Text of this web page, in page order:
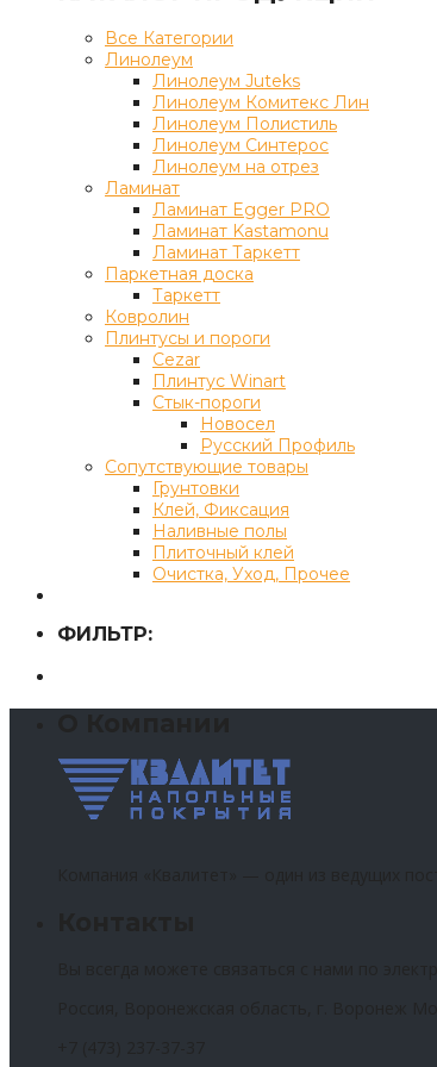
Все Категории
Линолеум
Линолеум Juteks
Линолеум Комитекс Лин
Линолеум Полистиль
Линолеум Синтерос
Линолеум на отрез
Ламинат
Ламинат Egger PRO
Ламинат Kastamonu
Ламинат Таркетт
Паркетная доска
Таркетт
Ковролин
Плинтусы и пороги
Cezar
Плинтус Winart
Стык-пороги
Новосел
Русский Профиль
Сопутствующие товары
Грунтовки
Клей, Фиксация
Наливные полы
Плиточный клей
Очистка, Уход, Прочее
ФИЛЬТР: